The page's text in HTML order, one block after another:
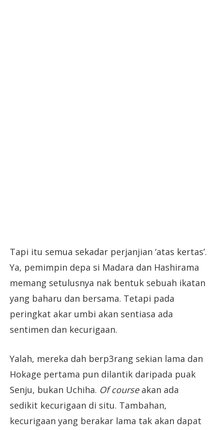
Tapi itu semua sekadar perjanjian ‘atas kertas’.
Ya, pemimpin depa si Madara dan Hashirama
memang setulusnya nak bentuk sebuah ikatan
yang baharu dan bersama. Tetapi pada
peringkat akar umbi akan sentiasa ada
sentimen dan kecurigaan.
Yalah, mereka dah berp3rang sekian lama dan
Hokage pertama pun dilantik daripada puak
Senju, bukan Uchiha. Of courseakan ada
sedikit kecurigaan di situ. Tambahan,
kecurigaan yang berakar lama tak akan dapat